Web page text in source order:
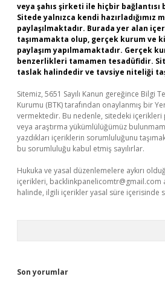
veya şahıs şirketi ile hiçbir bağlantısı
Sitede yalnızca kendi hazırladığımız
paylaşılmaktadır. Burada yer alan
taşımamakta olup, gerçek kurum ve
paylaşım yapılmamaktadır. Gerçek
benzerlikleri tamamen tesadüfidir.
taslak halindedir ve tavsiye niteliği
Sitemiz, 5651 Sayılı Kanun gereğince Bilgi
Kurumu (BTK) tarafından onaylanmış bir
vermektedir. Bu nedenle, sitedeki
veya araştırma yükümlülüğümüz
yazdıkları içeriklerin sorumluluğunu
bu sorumluluğu kabul etmiş sayılırlar.
Hukuka ve yasal düzenlemelere aykırı
içerikleri, backlinkpanelicomtr@gmail.com
halinde, ilgili içerikler yasal süre içerisinde
Son yorumlar